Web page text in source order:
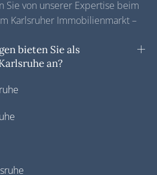
Sie von unserer Expertise beim
Karlsruher Immobilienmarkt –
bieten Sie als
an?